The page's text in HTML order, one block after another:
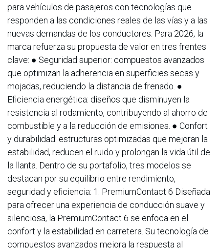
para vehículos de pasajeros con tecnologías que
responden a las condiciones reales de las vías y a las
nuevas demandas de los conductores. Para 2026, la
marca refuerza su propuesta de valor en tres frentes
clave: ● Seguridad superior: compuestos avanzados
que optimizan la adherencia en superficies secas y
mojadas, reduciendo la distancia de frenado. ●
Eficiencia energética: diseños que disminuyen la
resistencia al rodamiento, contribuyendo al ahorro de
combustible y a la reducción de emisiones. ● Confort
y durabilidad: estructuras optimizadas que mejoran la
estabilidad, reducen el ruido y prolongan la vida útil de
la llanta. Dentro de su portafolio, tres modelos se
destacan por su equilibrio entre rendimiento,
seguridad y eficiencia: 1. PremiumContact 6 Diseñada
para ofrecer una experiencia de conducción suave y
silenciosa, la PremiumContact 6 se enfoca en el
confort y la estabilidad en carretera. Su tecnología de
compuestos avanzados mejora la respuesta al